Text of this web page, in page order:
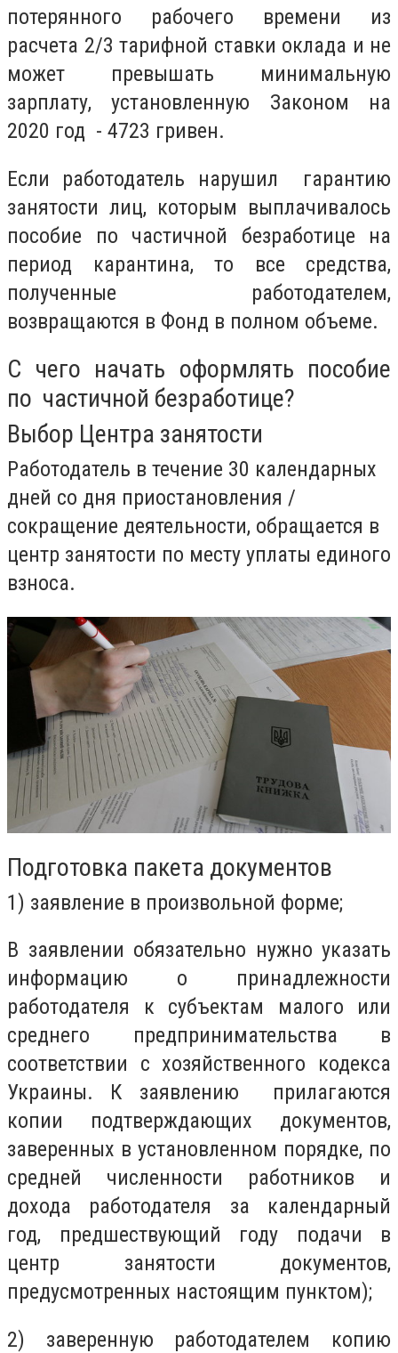
потерянного рабочего времени из
расчета 2/3 тарифной ставки оклада и не
может превышать минимальную
зарплату, установленную Законом на
2020 год - 4723 гривен.
Если работодатель нарушил гарантию
занятости лиц, которым выплачивалось
пособие по частичной безработице на
период карантина, то все средства,
полученные работодателем,
возвращаются в Фонд в полном объеме.
С чего начать оформлять пособие
по частичной безработице?
Выбор Центра занятости
Работодатель в течение 30 календарных
дней со дня приостановления /
сокращение деятельности, обращается в
центр занятости по месту уплаты единого
взноса.
Подготовка пакета документов
1) заявление в произвольной форме;
В заявлении обязательно нужно указать
информацию о принадлежности
работодателя к субъектам малого или
среднего предпринимательства в
соответствии с хозяйственного кодекса
Украины. К заявлению прилагаются
копии подтверждающих документов,
заверенных в установленном порядке, по
средней численности работников и
дохода работодателя за календарный
год, предшествующий году подачи в
центр занятости документов,
предусмотренных настоящим пунктом);
2) заверенную работодателем копию